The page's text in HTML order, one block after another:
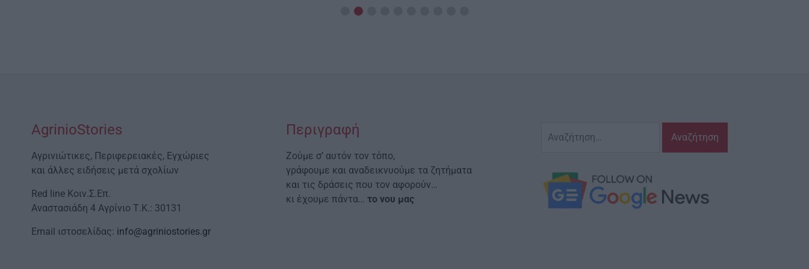
AgrinioStories
Αγρινιώτικες, Περιφερειακές, Εγχώριες
και άλλες ειδήσεις μετά σχολίων
Red line Κοιν.Σ.Επ.
Αναστασιάδη 4 Αγρίνιο Τ.Κ.: 30131
Email ιστοσελίδας: info@agriniostories.gr
Περιγραφή
Ζούμε σ’ αυτόν τον τόπο,
γράφουμε και αναδεικνυούμε τα ζητήματα
και τις δράσεις που τον αφορούν…
κι έχουμε πάντα…το νου μας
για: